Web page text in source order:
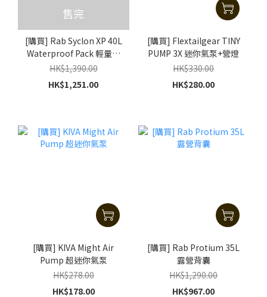
售完
[購買] Rab Syclon XP 40L
Waterproof Pack 輕量透
氣防水背包
HK$1,390.00
HK$1,251.00
[購買] Flextailgear TINY
PUMP 3X 迷你氣泵+營燈
HK$330.00
HK$280.00
[購買] KIVA Might Air
Pump 超迷你氣泵
HK$278.00
HK$178.00
[購買] Rab Protium 35L
露營背囊
HK$1,290.00
HK$967.00